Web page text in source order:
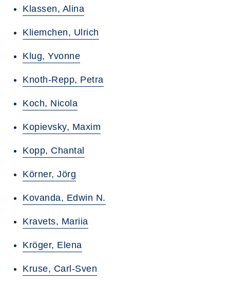
Klassen, Alina
Kliemchen, Ulrich
Klug, Yvonne
Knoth-Repp, Petra
Koch, Nicola
Kopievsky, Maxim
Kopp, Chantal
Körner, Jörg
Kovanda, Edwin N.
Kravets, Mariia
Kröger, Elena
Kruse, Carl-Sven